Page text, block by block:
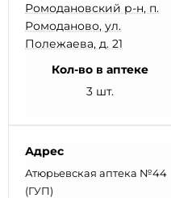
Ромодановский р-н, п.
Ромоданово, ул.
Полежаева, д. 21
Кол-во в аптеке
3 шт.
Адрес
Атюрьевская аптека №44
(ГУП)